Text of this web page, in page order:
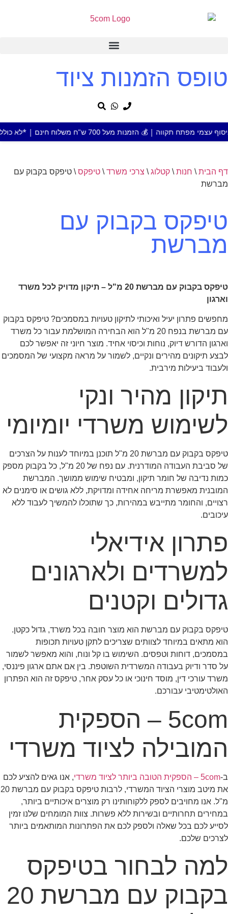
טופס הזמנות ציוד
מעל 700 ש"ח משלוח חינם | *לא כולל מוצר או אזור חריג
דף הבית \ חנות \ קטלוג \ צרכי משרד \ טיפקס \ טיפקס בקבוק עם
מברשת
טיפקס בקבוק עם
מברשת
טיפקס בקבוק עם מברשת 20 מ"ל – תיקון מדויק לכל משרד
וארגון
מחפשים פתרון יעיל ואיכותי לתיקון טעויות במסמכים? טיפקס בקבוק
עם מברשת בנפח 20 מ"ל הוא הבחירה המושלמת עבור כל משרד
וארגון הדורש דיוק, נוחות וכיסוי אחיד. מוצר חיוני זה יאפשר לכם
לבצע תיקונים מהירים ונקיים, לשמור על מראה מקצועי של המסמכים
ולעבוד ביעילות מירבית.
תיקון מהיר ונקי
לשימוש משרדי יומיומי
טיפקס בקבוק עם מברשת 20 מ"ל תוכנן במיוחד לענות על הצרכים
של סביבת העבודה המודרנית. עם נפח של 20 מ"ל, כל בקבוק מספק
כמות נדיבה של חומר תיקון, ומבטיח שימוש ממושך. המברשת
המובנית מאפשרת מריחה אחידה ומדויקת, ללא גושים או סימנים לא
רצויים, והחומר מתייבש במהירות, כך שתוכלו להמשיך לעבוד ללא
עיכובים.
פתרון אידיאלי
למשרדים ולארגונים
גדולים וקטנים
טיפקס בקבוק עם מברשת הוא מוצר חובה בכל משרד, גדול כקטן.
הוא מתאים במיוחד לצוותים שצריכים לתקן טעויות תכופות
במסמכים, דוחות וטפסים. השימוש בו קל ונוח, והוא מאפשר לשמור
על סדר ודיוק בעבודה המשרדית השוטפת. בין אם אתם ארגון פיננסי,
משרד עורכי דין, מוסד חינוכי או כל עסק אחר, טיפקס זה הוא הפתרון
האולטימטיבי עבורכם.
5com – הספקית
המובילה לציוד משרדי
ב-5com – הספקית הטובה ביותר לציוד משרדי
, אנו גאים להציע לכם
את מיטב מוצרי הציוד המשרדי, לרבות טיפקס בקבוק עם מברשת 20
מ"ל. אנו מחויבים לספק ללקוחותינו רק מוצרים איכותיים ביותר,
במחירים תחרותיים ובשירות ללא פשרות. צוות המומחים שלנו זמין
לסייע לכם בכל שאלה ולספק לכם את הפתרונות המותאמים ביותר
לצרכים שלכם.
למה לבחור בטיפקס
בקבוק עם מברשת 20